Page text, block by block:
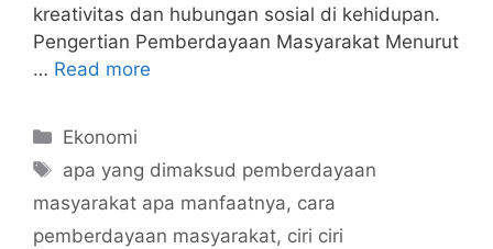
kreativitas dan hubungan sosial di kehidupan.
Pengertian Pemberdayaan Masyarakat Menurut
… Read more
Categories
Ekonomi
Tags
apa yang dimaksud pemberdayaan
masyarakat apa manfaatnya, cara
pemberdayaan masyarakat, ciri ciri